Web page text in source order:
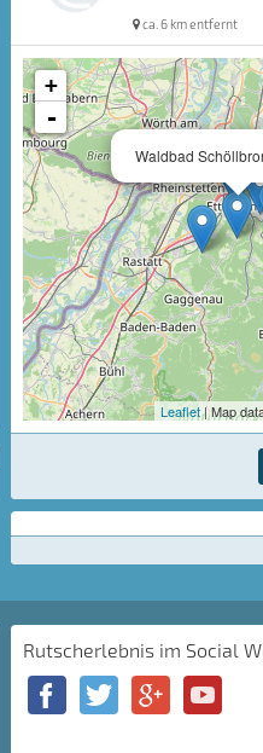
ca. 6 km entfernt
Waldbad
+
-
Leaflet| Map
Rutscherlebnis im Social